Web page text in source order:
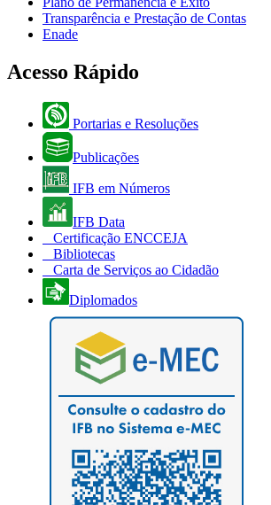
Transparência e Prestação de Contas
Enade
Acesso Rápido
Portarias e Resoluções
Publicações
IFB em Números
IFB Data
Certificação ENCCEJA
Bibliotecas
Carta de Serviços ao Cidadão
Diplomados